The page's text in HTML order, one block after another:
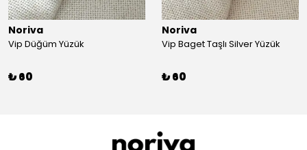
Noriva
Vip Düğüm Yüzük
₺ 60
Noriva
Vip Baget Taşlı Silver Yüzük
₺ 60